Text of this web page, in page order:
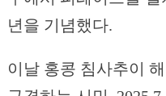
년을 기념했다.
이날 홍콩 침사추이